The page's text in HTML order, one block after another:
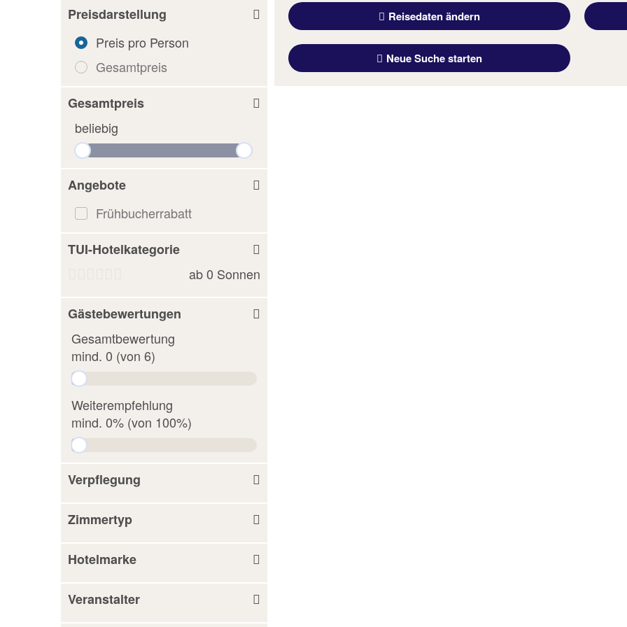
Preisdarstellung
Preis pro Person
Gesamtpreis
Gesamtpreis
beliebig
Angebote
Frühbucherrabatt
TUI-Hotelkategorie
ab0 Sonnen
Gästebewertungen
Gesamtbewertung
mind. 0 (von 6)
Weiterempfehlung
mind. 0% (von 100%)
Verpflegung
Zimmertyp
Hotelmarke
Veranstalter
Reisedaten ändern
Neue Suche starten